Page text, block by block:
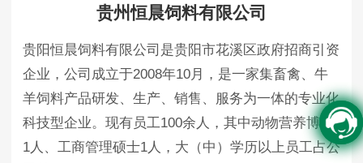
贵州恒晨饲料有限公司
贵阳恒晨饲料有限公司是贵阳市花溪区政府招商引资
企业，公司成立于2008年10月，是一家集畜禽、牛
羊饲料产品研发、生产、销售、服务为一体的专业化
科技型企业。现有员工100余人，其中动物营养博士
1人、工商管理硕士1人，大（中）学历以上员工占公